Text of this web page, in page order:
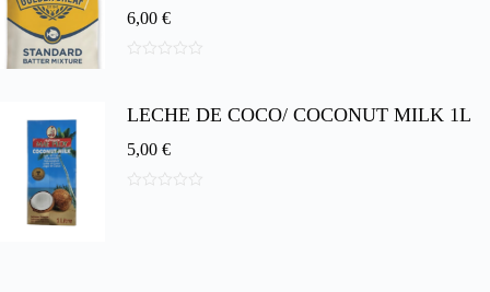
6,00 €
5
LECHE DE COCO/ COCONUT MILK 1L
5,00 €